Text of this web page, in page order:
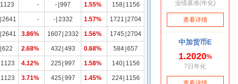
1123 - - 997 1.55% 158 1156
2641 - - 2332 1.57% 1721 2704
2641 3.86% 1607 2332 1.56% 1745 2704
622 2.68% 432 493 0.68% 584 657
1123 4.12% 225 997 1.58% 140 1156
1123 3.71% 425 997 1.45% 224 1156